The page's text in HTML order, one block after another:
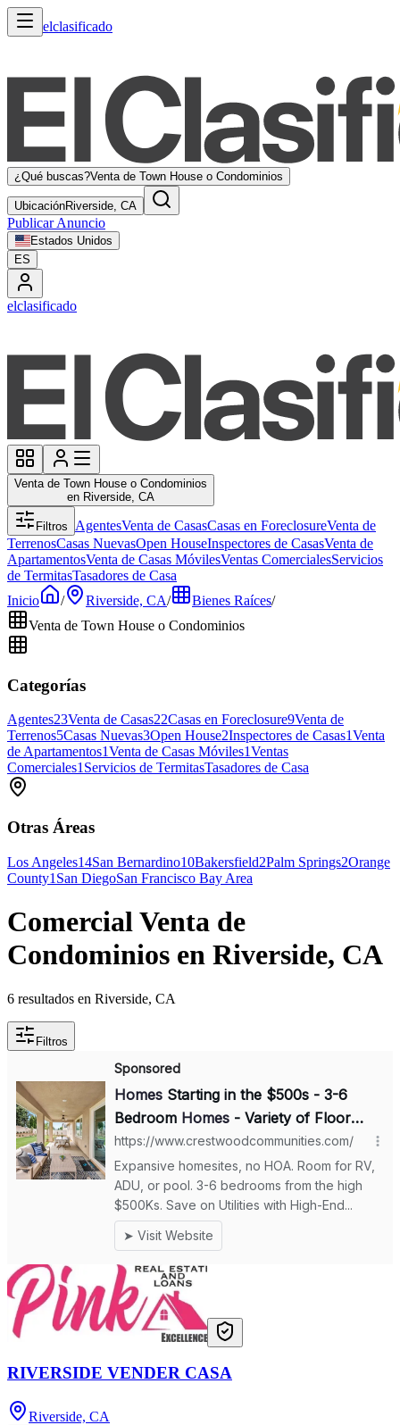
elclasificado
¿Qué buscas?Venta de Town House o Condominios
UbicaciónRiverside, CA
Publicar Anuncio
Estados Unidos
ES
elclasificado
Venta de Town House o Condominios
en Riverside, CA
Filtros AgentesVenta de CasasCasas en ForeclosureVenta de
TerrenosCasas NuevasOpen HouseInspectores de CasasVenta de
ApartamentosVenta de Casas MóvilesVentas ComercialesServicios
de TermitasTasadores de Casa
Inicio
/ Riverside, CA/ Bienes Raíces/
Venta de Town House o Condominios
Categorías
Agentes23Venta de Casas22Casas en Foreclosure9Venta de
Terrenos5Casas Nuevas3Open House2Inspectores de Casas1Venta
de Apartamentos1Venta de Casas Móviles1Ventas
Comerciales1Servicios de TermitasTasadores de Casa
Otras Áreas
Los Angeles14San Bernardino10Bakersfield2Palm Springs2Orange
County1 San DiegoSan Francisco Bay Area
Comercial Venta de
Condominios en Riverside, CA
6 resultados en Riverside, CA
Filtros
RIVERSIDE VENDER CASA
Riverside, CA